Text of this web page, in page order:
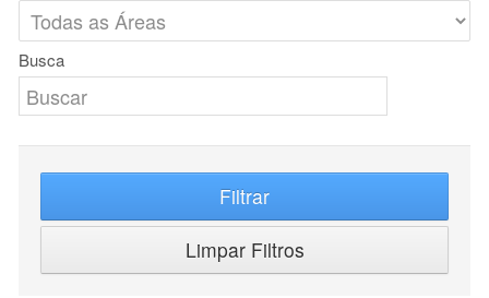
Busca
Filtrar
Limpar Filtros